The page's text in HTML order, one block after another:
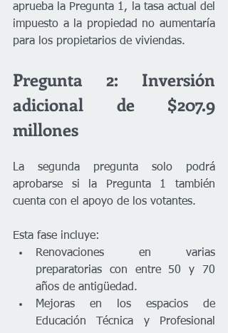
aprueba la Pregunta 1, la tasa actual del
impuesto a la propiedad no aumentaría
para los propietarios de viviendas.
Pregunta 2: Inversión
adicional de $207.9
millones
La segunda pregunta solo podrá
aprobarse si la Pregunta 1 también
cuenta con el apoyo de los votantes.
Esta fase incluye:
Renovaciones en varias
preparatorias con entre 50 y 70
años de antigüedad.
Mejoras en los espacios de
Educación Técnica y Profesional